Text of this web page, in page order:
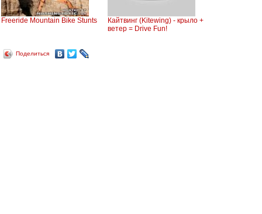
Freeride Mountain Bike Stunts
Кайтвинг (Kitewing) - крыло +
ветер = Drive Fun!
Поделиться